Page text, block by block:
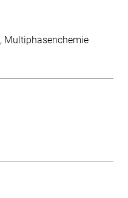
Multiphasenchemie